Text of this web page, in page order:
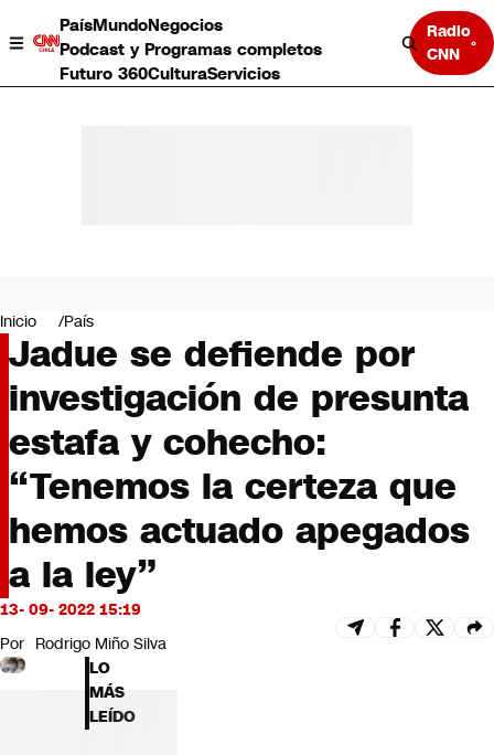
PaísMundoNegocios
Podcast y Programas completos
Futuro 360CulturaServicios
Radio
CNN
Negocios
Deportes
Programas completos
Cultura
Servicios
Bits
CNN tiempo
Opinión
Inicio País
Jadue se defiende por
investigación de presunta
estafa y cohecho:
“Tenemos la certeza que
hemos actuado apegados
a la ley”
13- 09- 2022 15:19
Por Rodrigo Miño Silva
LO
MÁS
LEÍDO